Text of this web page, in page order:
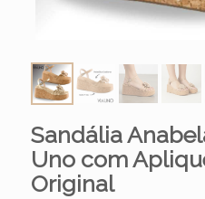
Sandália
Uno com
Original